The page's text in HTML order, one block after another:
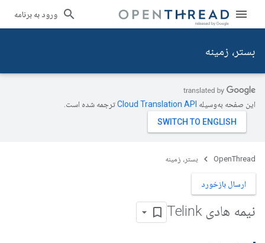
ورود به برنامه
بستر، زمینه
این صفحه به‌وسیله ترجمه شده است.
OpenThread بستر، زمینه
ارسال بازخورد
نیمه هادی Telink